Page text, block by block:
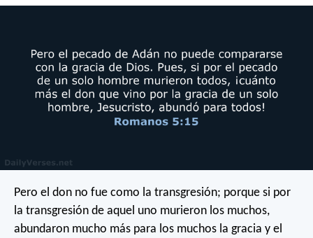
Pero el don no fue como la transgresión; porque si por
la transgresión de aquel uno murieron los muchos,
abundaron mucho más para los muchos la gracia y el